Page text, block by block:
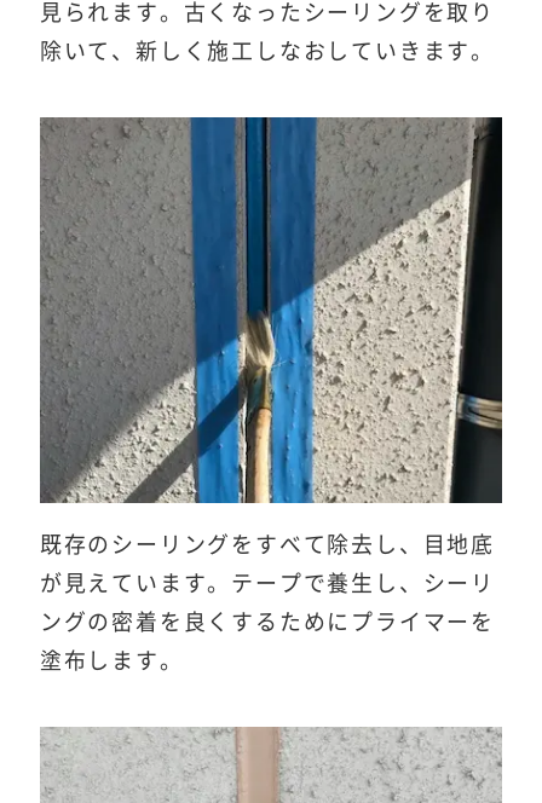
見られます。古くなったシーリングを取り
除いて、新しく施工しなおしていきます。
既存のシーリングをすべて除去し、目地底
が見えています。テープで養生し、シーリ
ングの密着を良くするためにプライマーを
塗布します。